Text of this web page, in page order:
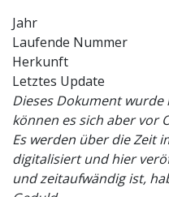
Jahr
Laufende Nummer
Herkunft
Letztes Update
Dieses Dokument
können es sich aber vor
Es werden über die Zeit
digitalisiert und hier
und zeitaufwändig ist,